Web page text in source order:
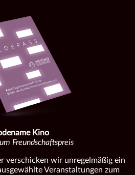
Kino
Freundschaftspreis
verschicken wir unregelmäßig ein
Veranstaltungen zum